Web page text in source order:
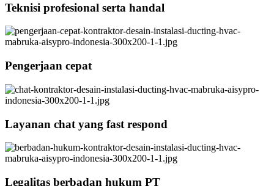
Teknisi profesional serta handal
Pengerjaan cepat
Layanan chat yang fast respond
Legalitas berbadan hukum PT